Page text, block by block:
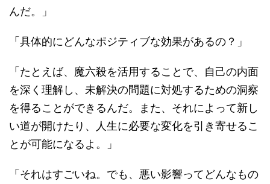
んだ。」
「具体的にどんなポジティブな効果があるの？」
「たとえば、魔六殺を活用することで、自己の内面
を深く理解し、未解決の問題に対処するための洞察
を得ることができるんだ。また、それによって新し
い道が開けたり、人生に必要な変化を引き寄せるこ
とが可能になるよ。」
「それはすごいね。でも、悪い影響ってどんなもの